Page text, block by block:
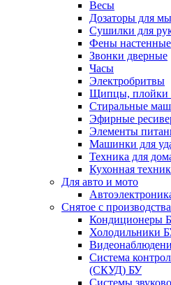
Весы
Дозаторы для
Сушилки для
Фены настенные
Звонки дверные
Часы
Электробритвы
Щипцы, плойки
Стиральные
Эфирные
Элементы
Машинки для
Техника для
Кухонная
Для авто и мото
Снятое с
Кондиционеры
Холодильники
Система
(СКУД) БУ
Системы